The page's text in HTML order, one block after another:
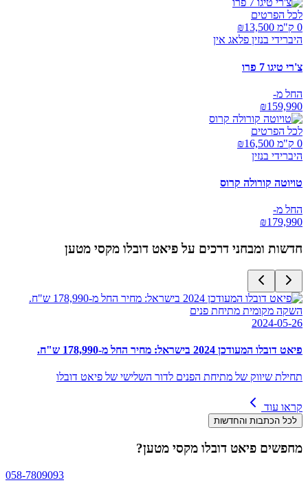
לכל הפרטים
0 ק"מ ₪
13,500
היברידי בנזין פלאג אין
צ'רי טיגו 7 פרו
החל מ-
₪159,990
לכל הפרטים
0 ק"מ ₪
16,500
היברידי בנזין
טויוטה קורולה קרוס
החל מ-
₪179,990
חדשות ומבחני דרכים על פיאט דובלו מקסי מטען
השקה מקומית מתיחת פנים
2024-05-26
פיאט דובלו המעודכן 2024 בישראל: מחיר החל מ-178,990 ש"ח.
תחילת שיווק של מתיחת הפנים לדור השלישי של פיאט דובלו
קראו עוד
לכל הכתבות והחדשות
מחפשים פיאט דובלו מקסי מטען?
058-7809093